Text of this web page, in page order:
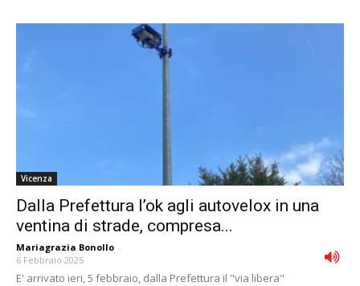
Vicenza
Dalla Prefettura l’ok agli autovelox in una
ventina di strade, compresa...
Mariagrazia Bonollo -
6 Febbraio 2025
E' arrivato ieri, 5 febbraio, dalla Prefettura il "via libera"